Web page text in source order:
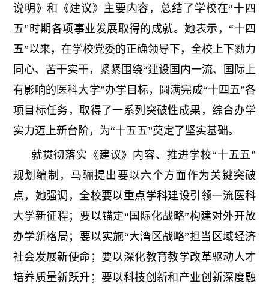
说明》和《建议》主要内容，总结了学校在“十四
五”时期各项事业发展取得的成就。她表示，“十四
五”以来，在学校党委的正确领导下，全校上下勠力
同心、苦干实干，紧紧围绕“建设国内一流、国际上
有影响的医科大学”办学目标，圆满完成“十四五”各
项目标任务，取得了一系列突破性成果，综合办学
实力迈上新台阶，为“十五五”奠定了坚实基础。
就贯彻落实《建议》内容、推进学校“十五五”
规划编制，马骊提出要以六个方面作为关键突破
点，她强调，全校要以重点学科建设引领一流医科
大学新征程；要以锚定“国际化战略”构建对外开放
办学新格局；要以实施“大湾区战略”担当区域经济
社会发展新使命；要以深化教育教学改革驱动人才
培养质量新跃升；要以科技创新和产业创新深度融